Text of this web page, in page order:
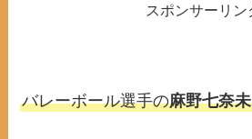
スポンサーリン
バレーボール選手の麻野七奈